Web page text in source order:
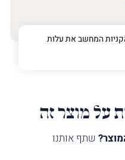
המחשב את עלות
על מוצר זה
שתף אותנו